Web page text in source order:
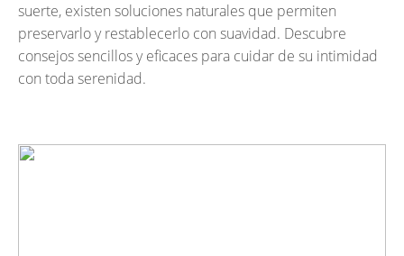
suerte, existen soluciones naturales que permiten
preservarlo y restablecerlo con suavidad. Descubre
consejos sencillos y eficaces para cuidar de su intimidad
con toda serenidad.